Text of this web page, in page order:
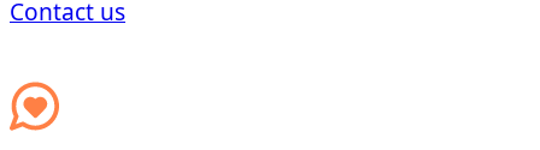
Contact us